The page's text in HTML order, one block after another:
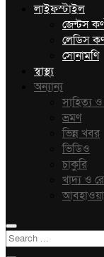
লাইফস্টাইল
জেন্টস
লেডিস
সোনামণি
স্বাস্থ্য
অন্যান্য
সাহিত্য
ভ্রমণ
ভিন্ন খবর
ভিডিও
চাকুরি
খাদ্য ও
আবহাওয়া
Search
…